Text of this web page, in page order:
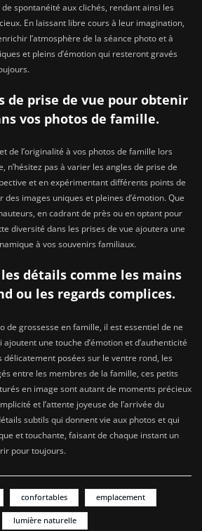
de spontanéité aux clichés, rendant ainsi les
En laissant libre cours à leur imagination,
l’atmosphère de la séance photo et à
et pleins d’émotion qui resteront gravés
de prise de vue pour obtenir
vos photos de famille.
de l’originalité à vos photos de famille lors
n’hésitez pas à varier les angles de prise de
et en expérimentant différents points de
images uniques et pleines d’émotion. Que
en cadrant de près ou en optant pour
diversité dans les prises de vue ajoutera une
à vos souvenirs familiaux.
détails comme les mains
ou les regards complices.
de grossesse en famille, il est essentiel de ne
une touche d’émotion et d’authenticité
délicatement posées sur le ventre rond, les
entre les membres de la famille, ces petits
en image sont autant de moments précieux
et l’attente joyeuse de l’arrivée du
subtils qui donnent vie aux photos et qui
et touchante, faisant de chaque instant un
pour toujours.
confortables emplacement
lumière naturelle